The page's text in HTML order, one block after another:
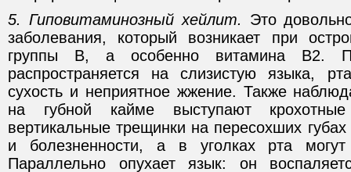
5. Гиповитаминозный хейлит.
Это
заболевания, который возникает при
группы В, а особенно витамина В2.
распространяется на слизистую языка,
сухость и неприятное жжение. Также
на губной кайме выступают
вертикальные трещинки на пересохших
и болезненности, а в уголках рта
Параллельно опухает язык: он